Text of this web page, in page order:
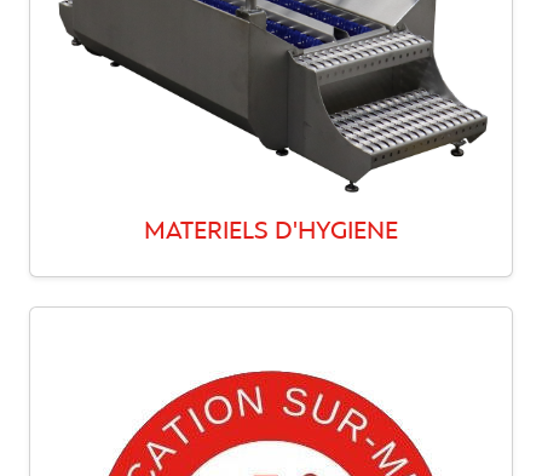
MATERIELS D'HYGIENE